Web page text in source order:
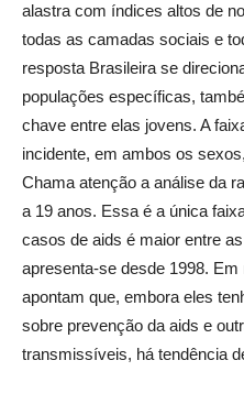
alastra com índices altos de
todas as camadas sociais e
resposta Brasileira se
populações específicas,
chave entre elas jovens. A
incidente, em ambos os
Chama atenção a análise da
a 19 anos. Essa é a única
casos de aids é maior entre
apresenta-se desde 1998.
apontam que, embora eles
sobre prevenção da aids e
transmissíveis, há tendência